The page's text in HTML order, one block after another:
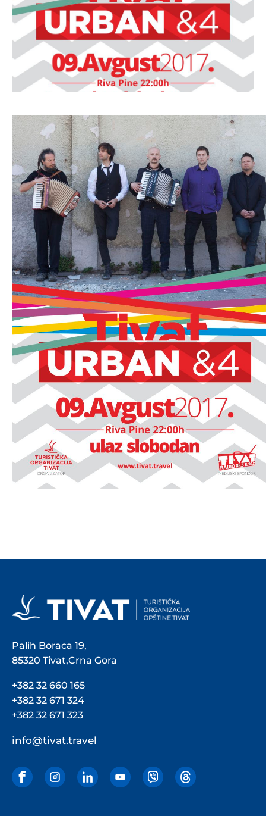
Palih Boraca 19,
85320 Tivat,Crna Gora
+382 32 660 165
+382 32 671 324
+382 32 671 323
info@tivat.travel